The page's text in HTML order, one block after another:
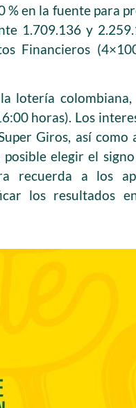
en la fuente para
1.709.136 y
Financieros
lotería colombiana,
horas). Los
Giros, así como
elegir el
recuerda a los
los resultados